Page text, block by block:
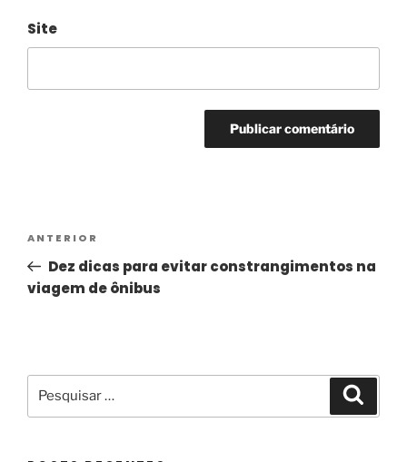
Site
ANTERIOR
Dez dicas para evitar constrangimentos na
viagem de ônibus